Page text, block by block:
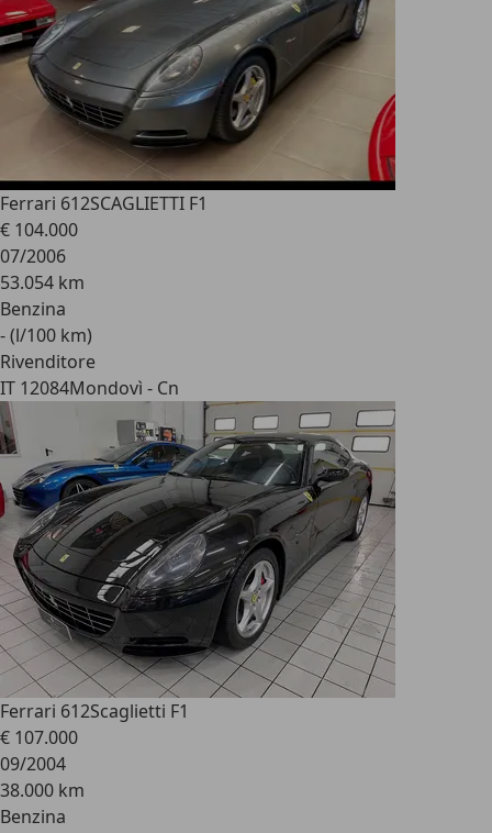
Ferrari 612SCAGLIETTI F1
€ 104.000
07/2006
53.054 km
Benzina
- (l/100 km)
Rivenditore
IT 12084Mondovì - Cn
Ferrari 612Scaglietti F1
€ 107.000
09/2004
38.000 km
Benzina